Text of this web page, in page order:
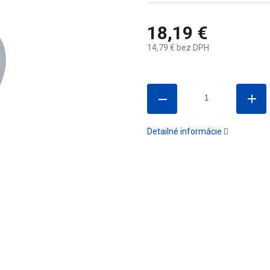
18,19 €
14,79 € bez DPH
Detailné informácie